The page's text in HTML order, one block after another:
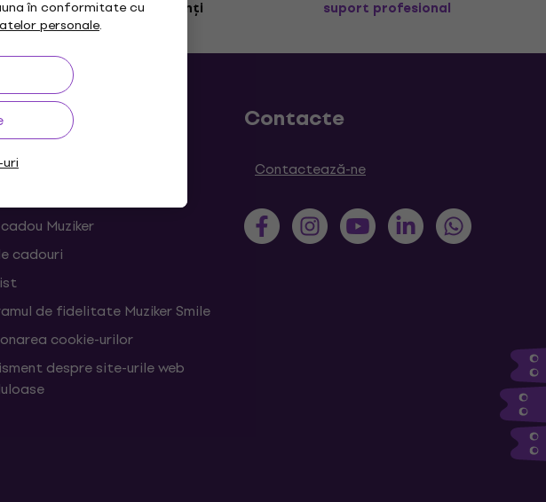
în conformitate cu
personale.
3M+ clienți suport profesional
utile
Întrebări frecvente
Muziker
cadouri
de fidelitate Muziker Smile
cookie-urilor
despre site-urile web
Contacte
Contactează-ne